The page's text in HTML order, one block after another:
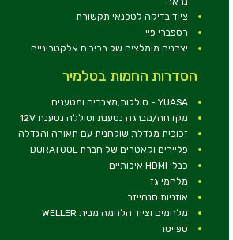
ציוד בדיקה לטכנאי תקשורת
רספברי פיי
יצרנים מומלצים של רכיבים אלקטרוניים
הסדרות החמות בטלמיר
YUASA - סוללות,מצברים ומטענים
מקדחה/מברגה נטענת וסוללה נטענת 12V
זכוכית מגדלת שולחנית עם תאורה והגדלה
פליירים וקאטרים של חברת DURATOOL
כבלי HDMI איכותיים
מלחמי גז
אוזניות סנהייזר
מלחמים וציוד הלחמה מבית WELLER
ספייסר